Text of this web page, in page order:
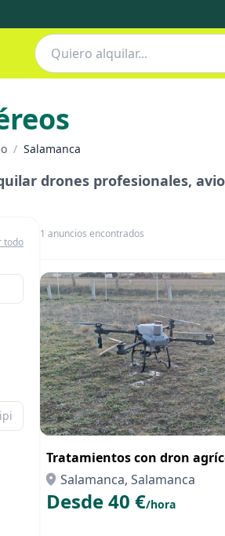
/ Salamanca
drones profesionales,
todo
1 anuncios encontrados
Tratamientos con dron
Salamanca, Salamanca
Desde 40 €/hora